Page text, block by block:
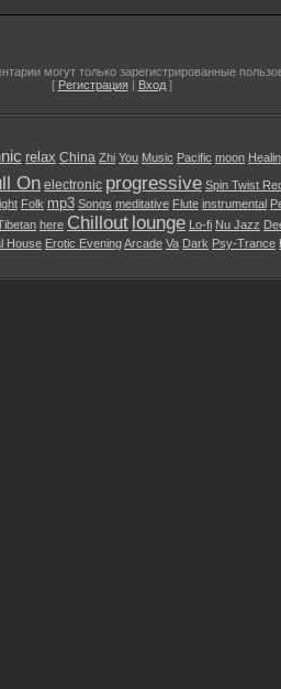
могут только зарегистрированные
[ Регистрация| Вход]
relax China Zhi You Music Pacific moon
On electronic progressive Spin Twist
Folk mp3 Songs meditative Flute instrumental
here Chillout lounge Lo-fi Nu Jazz
House Erotic EveningArcade Va Dark Psy-Trance